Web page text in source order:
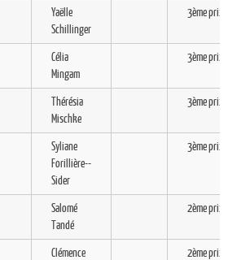
Yaëlle
Schillinger
3ème prix
Célia
Mingam
3ème prix
Thérésia
Mischke
3ème prix
Syliane
Forillière--
Sider
3ème prix
Salomé
Tandé
2ème prix
Clémence
2ème prix